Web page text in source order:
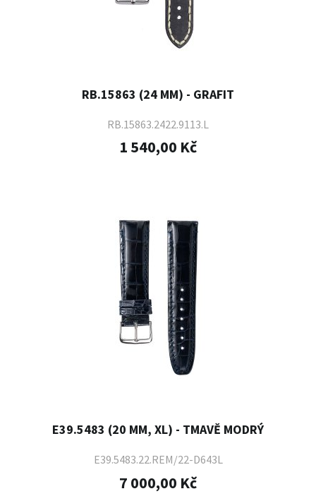
RB.15863 (24 MM) - GRAFIT
RB.15863.2422.9113.L
1 540,00 Kč
E39.5483 (20 MM, XL) - TMAVĚ MODRÝ
E39.5483.22.REM/22-D643L
7 000,00 Kč